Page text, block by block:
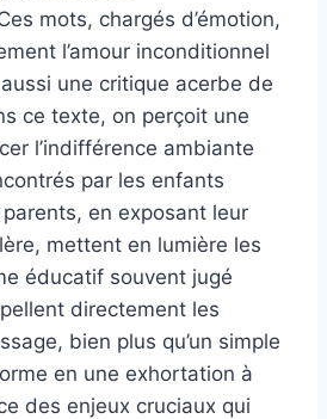
mots, chargés d’émotion,
l’amour inconditionnel
une critique acerbe de
ce texte, on perçoit une
l’indifférence ambiante
par les enfants
parents, en exposant leur
mettent en lumière les
éducatif souvent jugé
directement les
bien plus qu’un simple
en une exhortation à
des enjeux cruciaux qui